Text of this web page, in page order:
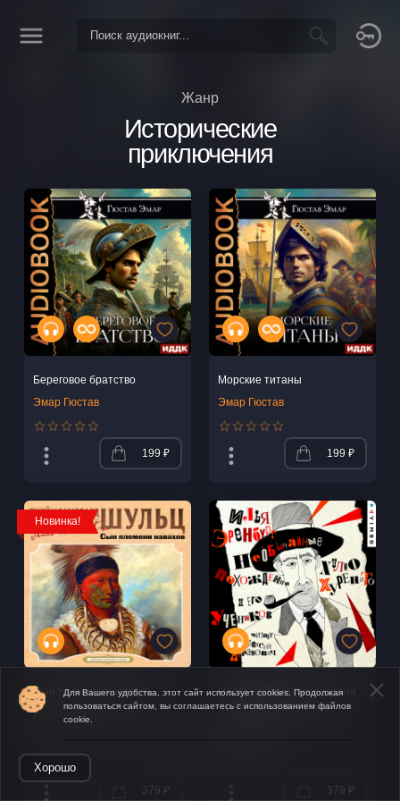
Жанр
Исторические
приключения
Береговое братство
Эмар Гюстав
199 ₽
Морские титаны
Эмар Гюстав
199 ₽
Новинка!
Сын племени навахов
Джеймс Уиллард Шульц
379 ₽
Необычайные похождения
Хулио Хуренито и его
379 ₽
Для Вашего удобства, этот сайт использует cookies. Продолжая
пользоваться сайтом, вы соглашаетесь с использованием файлов
cookie.
Хорошо